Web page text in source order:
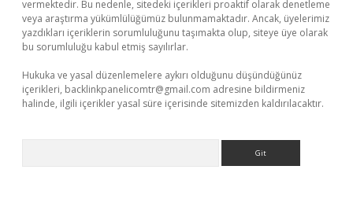
vermektedir. Bu nedenle, sitedeki içerikleri proaktif olarak denetleme
veya araştırma yükümlülüğümüz bulunmamaktadır. Ancak, üyelerimiz
yazdıkları içeriklerin sorumluluğunu taşımakta olup, siteye üye olarak
bu sorumluluğu kabul etmiş sayılırlar.
Hukuka ve yasal düzenlemelere aykırı olduğunu düşündüğünüz
içerikleri, backlinkpanelicomtr@gmail.com adresine bildirmeniz
halinde, ilgili içerikler yasal süre içerisinde sitemizden kaldırılacaktır.